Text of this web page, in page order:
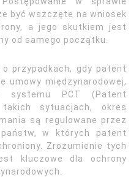
być wszczęte na wniosek
a jego skutkiem jest
od samego początku.
przypadkach, gdy patent
umowy międzynarodowej,
systemu PCT (Patent
sytuacjach, okres
są regulowane przez
w których patent
Zrozumienie tych
kluczowe dla ochrony